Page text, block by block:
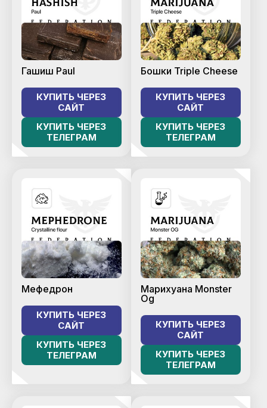
Гашиш Paul
КУПИТЬ ЧЕРЕЗ
САЙТ
КУПИТЬ ЧЕРЕЗ
ТЕЛЕГРАМ
Бошки Triple Cheese
КУПИТЬ ЧЕРЕЗ
САЙТ
КУПИТЬ ЧЕРЕЗ
ТЕЛЕГРАМ
Мефедрон
КУПИТЬ ЧЕРЕЗ
САЙТ
КУПИТЬ ЧЕРЕЗ
ТЕЛЕГРАМ
Марихуана Monster
Og
КУПИТЬ ЧЕРЕЗ
САЙТ
КУПИТЬ ЧЕРЕЗ
ТЕЛЕГРАМ